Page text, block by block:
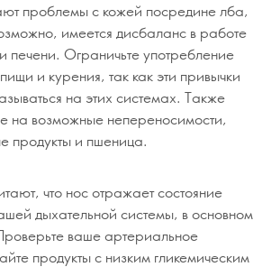
проблемы с кожей посредине лба,
имеется дисбаланс в работе
печени. Ограничьте употребление
и курения, так как эти привычки
на этих системах. Также
на возможные непереносимости,
продукты и пшеница.
что нос отражает состояние
дыхательной системы, в основном
ваше артериальное
продукты с низким гликемическим